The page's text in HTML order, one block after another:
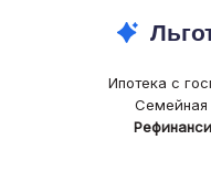
Ипотека с
Семейная